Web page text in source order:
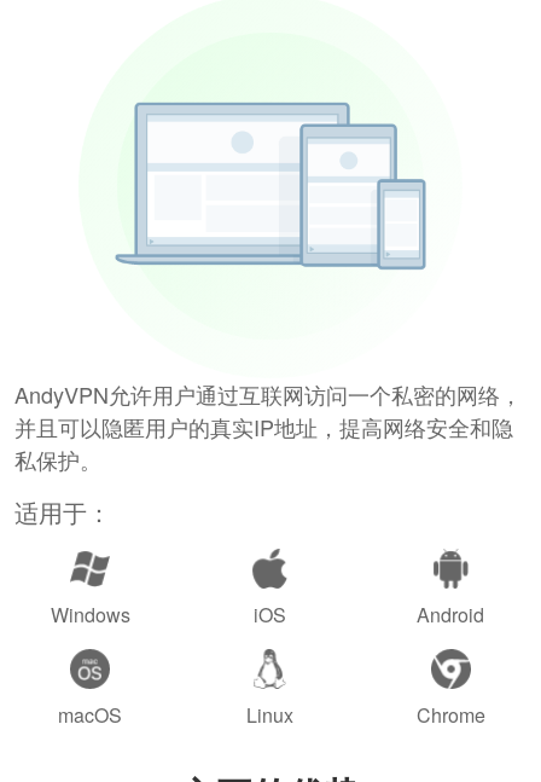
AndyVPN允许用户通过互联网访问一个私密的网络，
并且可以隐匿用户的真实IP地址，提高网络安全和隐
私保护。
适用于：
Windows iOS Android
macOS Linux Chrome